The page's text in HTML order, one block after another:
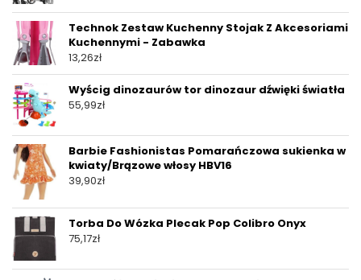
Technok Zestaw Kuchenny Stojak Z Akcesoriami
Kuchennymi - Zabawka
13,26zł
Wyścig dinozaurów tor dinozaur dźwięki światła
55,99zł
Barbie Fashionistas Pomarańczowa sukienka w
kwiaty/Brązowe włosy HBV16
39,90zł
Torba Do Wózka Plecak Pop Colibro Onyx
75,17zł